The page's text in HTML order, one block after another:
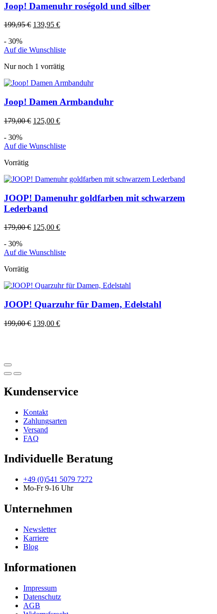
Joop! Damenuhr roségold und silber
199,95€ 139,95 €
- 30%
Auf die Wunschliste
Nur noch 1 vorrätig
Joop! Damen Armbanduhr
179,00€ 125,00 €
- 30%
Auf die Wunschliste
Vorrätig
JOOP! Damenuhr goldfarben mit schwarzem
Lederband
179,00€ 125,00 €
- 30%
Auf die Wunschliste
Vorrätig
JOOP! Quarzuhr für Damen, Edelstahl
199,00€ 139,00 €
Kundenservice
Kontakt
Zahlungsarten
Versand
FAQ
Individuelle Beratung
+49 (0)541 5079 7272
Mo-Fr 9-16 Uhr
Unternehmen
Newsletter
Karriere
Blog
Informationen
Impressum
Datenschutz
AGB